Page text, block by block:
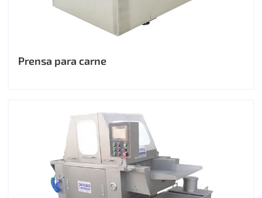
Prensa para carne